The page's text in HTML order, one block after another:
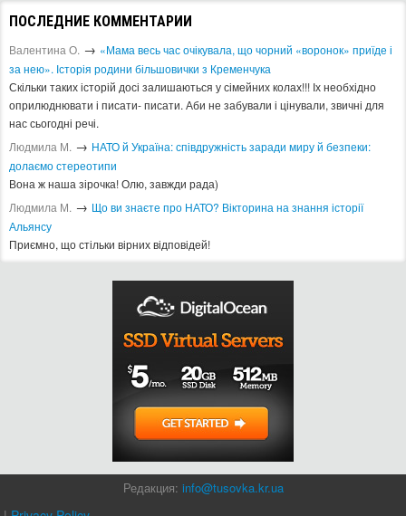
ПОСЛЕДНИЕ КОММЕНТАРИИ
Валентина О. → «Мама весь час очікувала, що чорний «воронок» приїде і
за нею». Історія родини більшовички з Кременчука
Скільки таких історій досі залишаються у сімейних колах!!! Іх необхідно
оприлюднювати і писати- писати. Аби не забували і цінували, звичні для
нас сьогодні речі.
Людмила М. → ​НАТО й Україна: співдружність заради миру й безпеки:
долаємо стереотипи
Вона ж наша зірочка! Олю, завжди рада)
Людмила М. → Що ви знаєте про НАТО? Вікторина на знання історії
Альянсу ​
Приємно, що стільки вірних відповідей!
Редакция: info@tusovka.kr.ua